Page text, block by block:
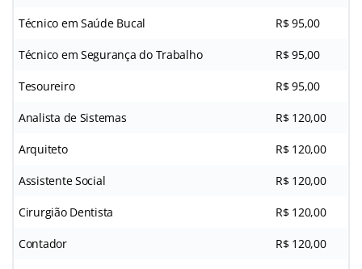
Técnico em Saúde Bucal R$ 95,00
Técnico em Segurança do Trabalho R$ 95,00
Tesoureiro R$ 95,00
Analista de Sistemas R$ 120,00
Arquiteto R$ 120,00
Assistente Social R$ 120,00
Cirurgião Dentista R$ 120,00
Contador R$ 120,00